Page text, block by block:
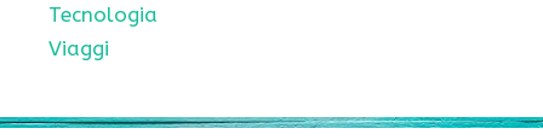
Tecnologia
Viaggi